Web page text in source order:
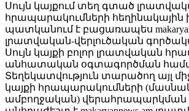
Սույն կայքում տեղ գտած
հրապարակումների հեղինակային
պատկանում է բացառապես
լրատվական-վերլուծական
Սույն կայքի բոլոր լրատվական
անհատական օգտագործման
Տեղեկատվություն տարածող այլ
կայքի հրապարակումների
ամբողջական)